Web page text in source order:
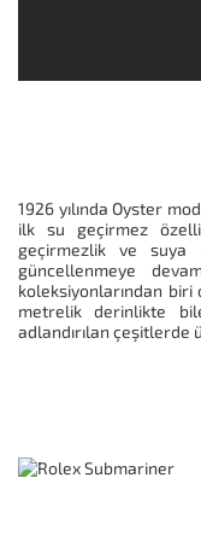
1926 yılında Oyster
ilk su geçirmez
geçirmezlik ve suya
güncellenmeye
koleksiyonlarından
metrelik derinlikte
adlandırılan çeşitlerde